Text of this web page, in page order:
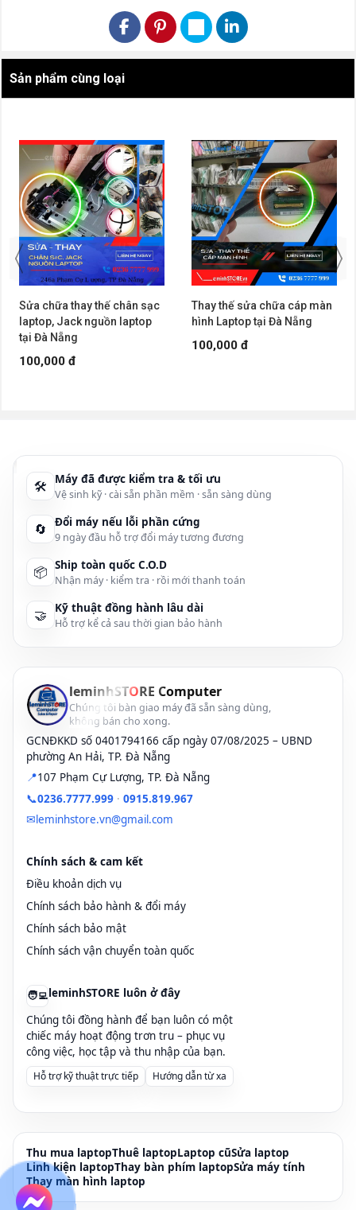
Bảo hành & cam kết
HP
Apple MacBook
Khu vực phục vụ
Sửa cổng USB laptop Dell Đà Nẵng
Sửa cổng USB-C MacBook
Thay cổng HDMI laptop HP Sửa cổng Type-C Asus
Sửa HDMI laptop MSI Sửa cổng USB Lenovo
Thay cổng Type-C Acer Xem bảng giá
Tổng quan: Vì sao cổng
USB/HDMI/VGA/Type-C laptop hay
và thiết bị ngoại vi (chuột, USB, màn hình rời, dock…). Chúng
thường chịulực cắm rút lặp lại, tác động va đập, bụi bẩn,
ẩm mặn (đặc thù khí hậu biển tại Đà Nẵng), và cả vấn đề
tương thích cáp/adapter. Khi suy hao hoặc hư hỏng, bạn có
thể gặp các lỗi: USB lúc nhận lúc không, HDMI có hình
không tiếng, Type-C sạc chậm/không xuất màn hình, VGA
nhiễu sọc.
Cắm rút mạnh
tay, lắc dây,
làm mòn lẫy
giữ, nứt pad
hàn, lỏng chân
cổng.
Oxy hóa chân
cổng, bụi ẩm
gây chạm
chập — phổ
biến ở khu vực
gần biển như
Đà Nẵng.
HDMI/USB-C
Mục tiêu khi sửa chữa:
cònkhôi phục đúng tính năng thiết kế
ổn định).
Triệu chứng điển hình & cách nhận biết
nhanh
báo Unknown USB Device / Over-Current
HDMI: chớp tắt khi đụng nhẹ dây; có hình không tiếng;
chỉ xuất FHD thay vì 4K/60Hz; mất tín hiệu khi kéo dây
Sản phẩm cùng loại
Sửa chữa thay thế chân sạc
laptop, Jack nguồn laptop
tại Đà Nẵng
100,000 đ
Thay thế sửa chữa cáp màn
hình Laptop tại Đà Nẵng
100,000 đ
🛠 Máy đã được kiểm tra & tối ưu
Vệ sinh kỹ · cài sẵn phần mềm · sẵn sàng dùng
🔄 Đổi máy nếu lỗi phần cứng
9 ngày đầu hỗ trợ đổi máy tương đương
📦 Ship toàn quốc C.O.D
Nhận máy · kiểm tra · rồi mới thanh toán
🤝 Kỹ thuật đồng hành lâu dài
Hỗ trợ kể cả sau thời gian bảo hành
leminhSTORE Computer
Chúng tôi bàn giao máy đã sẵn sàng dùng,
không bán cho xong.
GCNĐKKD số 0401794166 cấp ngày 07/08/2025 – UBND
phường An Hải, TP. Đà Nẵng
📍107 Phạm Cự Lượng, TP. Đà Nẵng
📞0236.7777.999 · 0915.819.967
✉leminhstore.vn@gmail.com
Chính sách & cam kết
Điều khoản dịch vụ
Chính sách bảo hành & đổi máy
Chính sách bảo mật
Chính sách vận chuyển toàn quốc
🧑‍💻leminhSTORE luôn ở đây
Chúng tôi đồng hành để bạn luôn có một
chiếc máy hoạt động trơn tru – phục vụ
công việc, học tập và thu nhập của bạn.
Hỗ trợ kỹ thuật trực tiếp Hướng dẫn từ xa
Thu mua laptopThuê laptopLaptop cũSửa laptop
Linh kiện laptopThay bàn phím laptopSửa máy tính
Thay màn hình laptop